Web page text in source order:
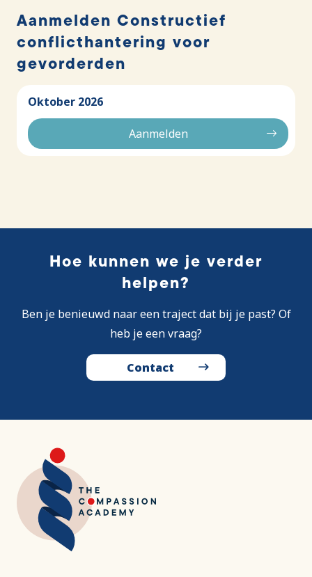
Aanmelden Constructief
conflicthantering voor
gevorderden
Oktober 2026
Aanmelden
Hoe kunnen we je verder
helpen?
Ben je benieuwd naar een traject dat bij je past? Of
heb je een vraag?
Contact